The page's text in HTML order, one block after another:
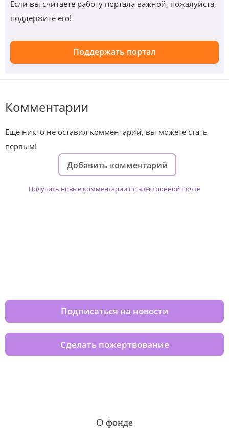
Если вы считаете работу портала важной, пожалуйста,
поддержите его!
Поддержать портал
Комментарии
Еще никто не оставил комментарий, вы можете стать
первым!
Добавить комментарий
Получать новые комментарии по электронной почте
Подписаться на новости
Сделать пожертвование
О фонде